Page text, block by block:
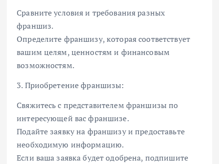
Сравните условия и требования разных
франшиз.
Определите франшизу, которая соответствует
вашим целям, ценностям и финансовым
возможностям.
3. Приобретение франшизы:
Свяжитесь с представителем франшизы по
интересующей вас франшизе.
Подайте заявку на франшизу и предоставьте
необходимую информацию.
Если ваша заявка будет одобрена, подпишите